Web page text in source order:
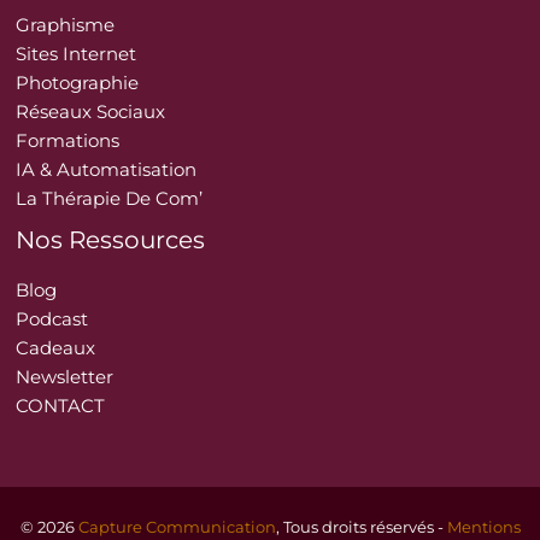
Graphisme
Sites Internet
Photographie
Réseaux Sociaux
Formations
IA & Automatisation
La Thérapie De Com’
Nos Ressources
Blog
Podcast
Cadeaux
Newsletter
CONTACT
© 2026 Capture Communication, Tous droits réservés - Mentions